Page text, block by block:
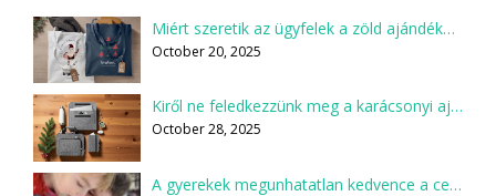
Miért szeretik az ügyfelek a zöld ajándékokat?
October 20, 2025
Kiről ne feledkezzünk meg a karácsonyi ajándékcsomagok összeállításakor?
October 28, 2025
A gyerekek megunhatatlan kedvence a ceruza